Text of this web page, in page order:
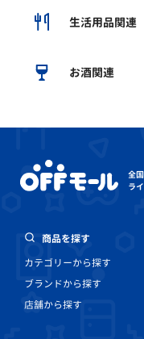
生活用品関連
お酒関連
全
ラ
商品を探す
カテゴリーから探す
ブランドから探す
店舗から探す